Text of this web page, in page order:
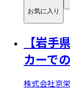
お気に入り
【岩手
カーで
株式会社京